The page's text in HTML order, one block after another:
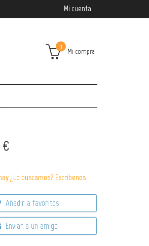
Mi cuenta
Mi compra
0
¿Lo buscamos? Escribenos
Añadir a favoritos
Enviar a un amigo